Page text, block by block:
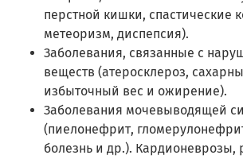
перстной кишки, спастические
метеоризм, диспепсия).
Заболевания, связанные с
веществ (атеросклероз,
избыточный вес и ожирение).
Заболевания мочевыводящей
(пиелонефрит,
болезнь и др.). Кардионеврозы,